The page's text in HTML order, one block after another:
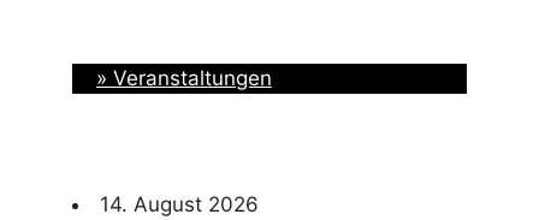
» Veranstaltungen
14. August 2026